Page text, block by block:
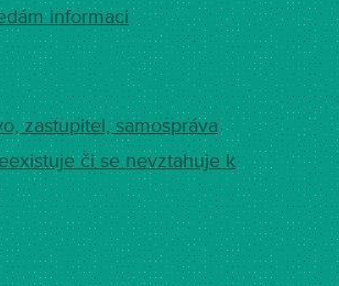
informaci
zastupitel, samospráva
či se nevztahuje k